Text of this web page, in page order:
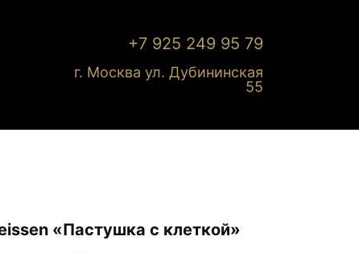
+7 925 249 95 79
г. Москва ул. Дубининская
55
«Пастушка с клеткой»